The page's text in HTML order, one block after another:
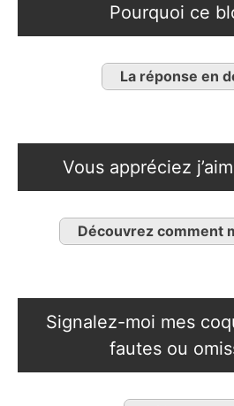
Pourquoi ce
La réponse en
Vous appréciez
Découvrez comment
Signalez-moi mes
fautes ou